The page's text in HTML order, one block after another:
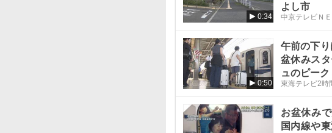
0:34
よし市
中京テレビＮ
0:50
午前の下
盆休みス
ュのピー
東海テレビ2時
お盆休み
国内線や